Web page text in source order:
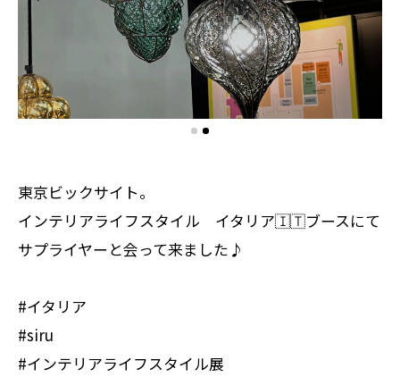
東京ビックサイト。
インテリアライフスタイル イタリア🇮🇹ブースにて
サプライヤーと会って来ました♪
#イタリア
#siru
#インテリアライフスタイル展